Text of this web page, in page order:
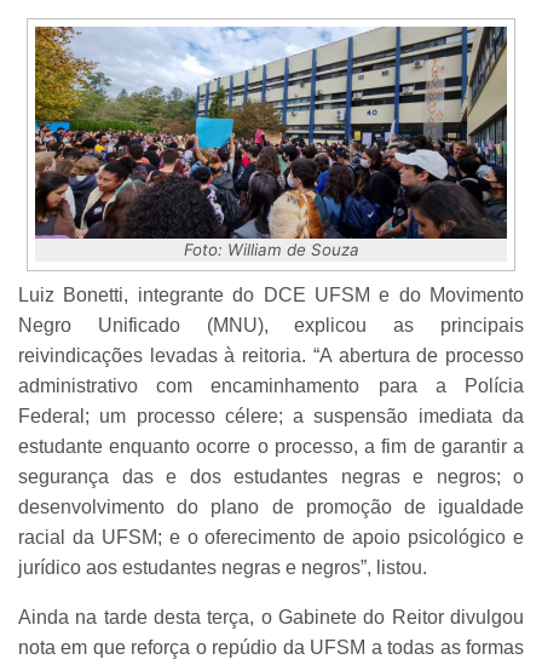
Foto: William de Souza
Luiz Bonetti, integrante do DCE UFSM e do Movimento
Negro Unificado (MNU), explicou as principais
reivindicações levadas à reitoria. “A abertura de processo
administrativo com encaminhamento para a Polícia
Federal; um processo célere; a suspensão imediata da
estudante enquanto ocorre o processo, a fim de garantir a
segurança das e dos estudantes negras e negros; o
desenvolvimento do plano de promoção de igualdade
racial da UFSM; e o oferecimento de apoio psicológico e
jurídico aos estudantes negras e negros”, listou.
Ainda na tarde desta terça, o Gabinete do Reitor divulgou
nota em que reforça o repúdio da UFSM a todas as formas